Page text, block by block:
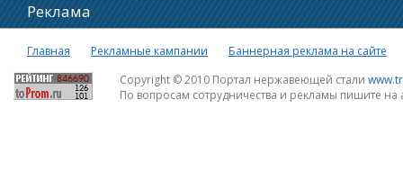
Реклама
Главная Рекламные кампании
Баннерная реклама на сайте
Copyright © 2010 Портал нержавеющей стали
По вопросам сотрудничества и рекламы пишите на